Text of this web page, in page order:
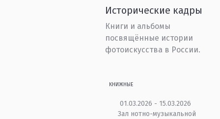
Исторические кадры
Книги и альбомы
посвящённые истории
фотоискусства в России.
КНИЖНЫЕ
01.03.2026 - 15.03.2026
Зал нотно-музыкальной